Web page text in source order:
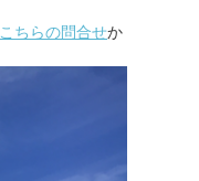
こちらの問合せか